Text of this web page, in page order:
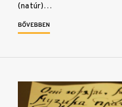
(natúr)…
BŐVEBBEN